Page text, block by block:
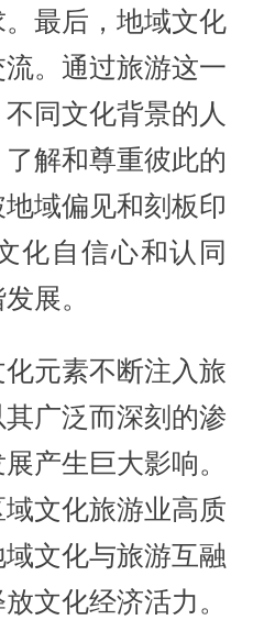
最后，‌地域文化
。通过旅游这一
同文化背景的人
解和尊重彼此的
域偏见和刻板印
化自信心和认同
展。
元素不断注入旅
广泛而深刻的渗
产生巨大影响。
文化旅游业高质
文化与旅游互融
文化经济活力。